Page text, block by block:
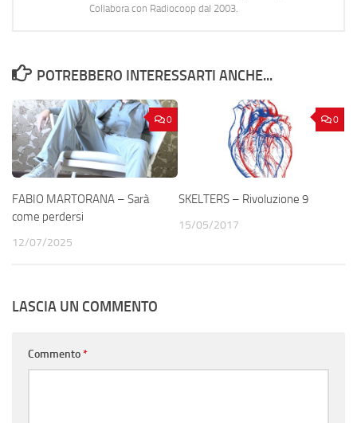
Collabora con Radiocoop dal 2003.
POTREBBERO INTERESSARTI ANCHE...
0
FABIO MARTORANA – Sarà
come perdersi
12/07/2025
0
SKELTERS – Rivoluzione 9
15/05/2017
LASCIA UN COMMENTO
Commento*